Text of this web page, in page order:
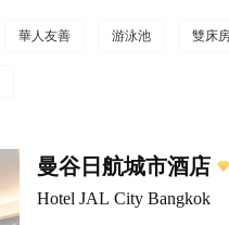
華人友善 游泳池 雙床
曼谷日航城市酒店
Hotel JAL City Bangkok